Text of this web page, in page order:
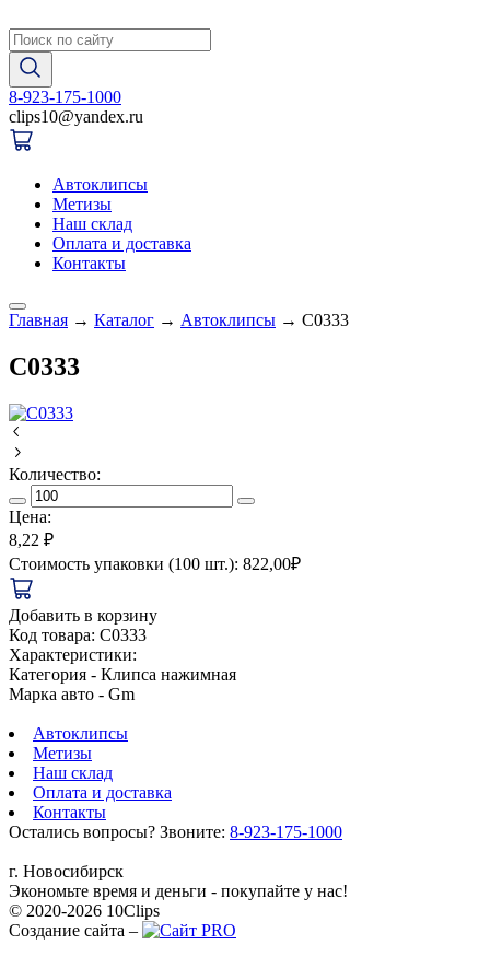
8-923-175-1000
clips10@yandex.ru
Автоклипсы
Метизы
Наш склад
Оплата и доставка
Контакты
Главная → Каталог → Автоклипсы → C0333
C0333
Количество:
Цена:
8,22 ₽
Стоимость упаковки (100 шт.): 822,00₽
Добавить в корзину
Код товара: C0333
Характеристики:
Категория - Клипса нажимная
Марка авто - Gm
Автоклипсы
Метизы
Наш склад
Оплата и доставка
Контакты
Остались вопросы? Звоните: 8-923-175-1000
г. Новосибирск
Экономьте время и деньги - покупайте у нас!
© 2020-2026 10Clips
Создание сайта –